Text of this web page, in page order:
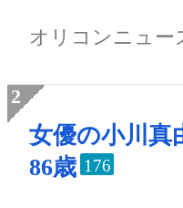
オリコンニュー
女優の小川真
86歳 176